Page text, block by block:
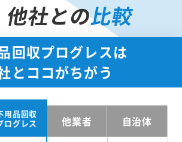
他社との比較
回収プログレスは
とココがちがう
用品回収
ログレス
他業者 自治体